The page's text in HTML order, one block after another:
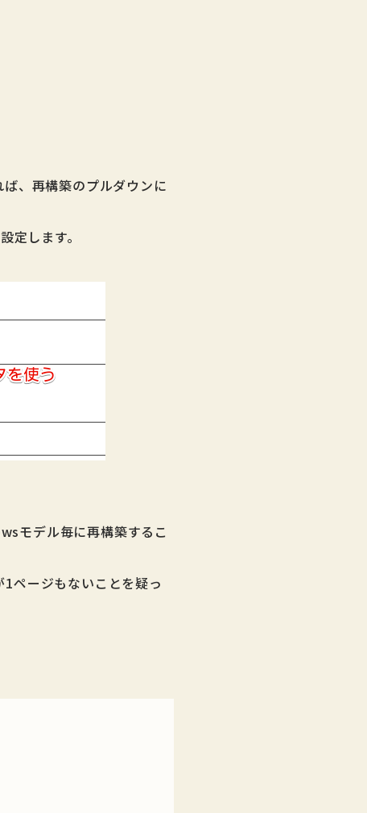
、再構築のプルダウンに
定します。
モデル毎に再構築するこ
ページもないことを疑っ